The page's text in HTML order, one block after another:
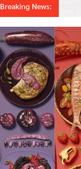
Breaking News: